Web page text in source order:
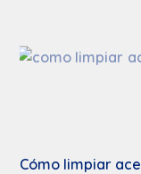
Cómo limpiar